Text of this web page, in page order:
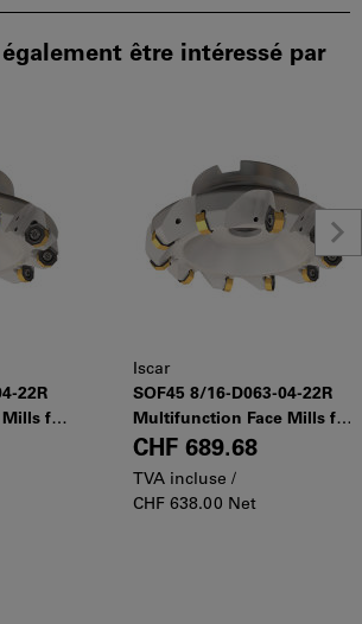
être intéressé par
22R
for
with
Iscar
SOF45 8/16-D063-04-22R
Multifunction Face Mills for
Octagonal, Square and
Round Insert Contours with
Various Entry Angles
CHF 689.68
TVA incluse /
CHF 638.00 Net